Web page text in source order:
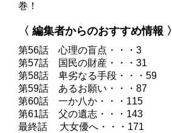
巻！
〈 編集者からのおすすめ情報 〉
第56話 心理の盲点・・・3
第57話 国民の財産・・・31
第58話 卑劣なる手段・・・59
第59話 あるお願い・・・87
第60話 一か八か・・・115
第61話 父の遺志・・・143
最終話 大女優へ・・・171